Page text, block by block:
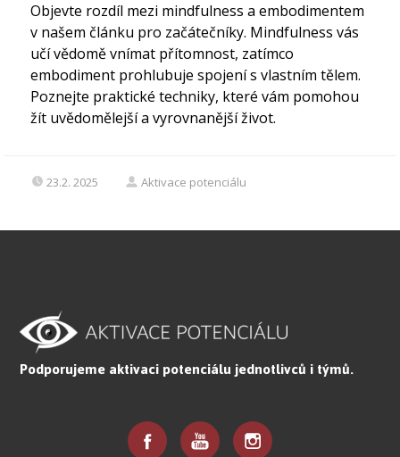
Objevte rozdíl mezi mindfulness a embodimentem
v našem článku pro začátečníky. Mindfulness vás
učí vědomě vnímat přítomnost, zatímco
embodiment prohlubuje spojení s vlastním tělem.
Poznejte praktické techniky, které vám pomohou
žít uvědomělejší a vyrovnanější život.
23.2. 2025 Aktivace potenciálu
Podporujeme aktivaci potenciálu jednotlivců i týmů.